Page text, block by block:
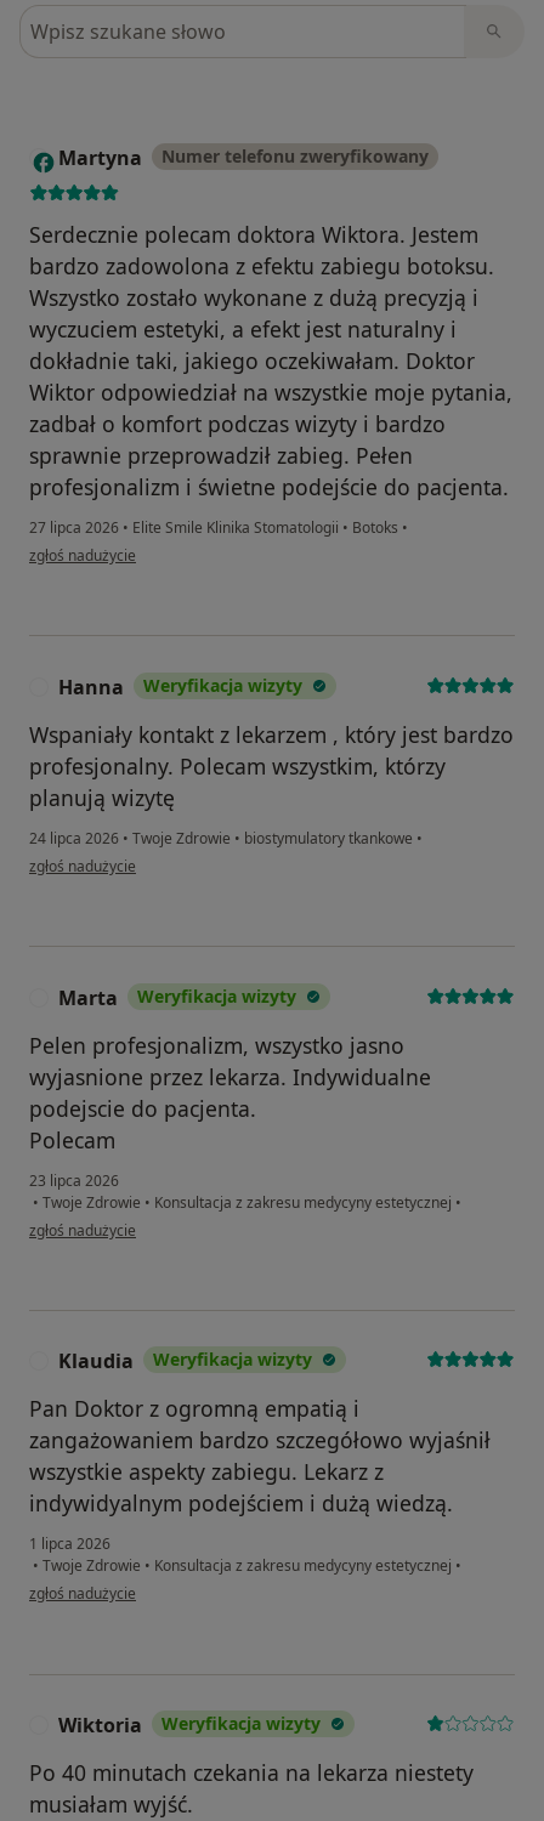
Szukaj w opiniach
M Martyna Numer telefonu zweryfikowany
Serdecznie polecam doktora Wiktora. Jestem
bardzo zadowolona z efektu zabiegu botoksu.
Wszystko zostało wykonane z dużą precyzją i
wyczuciem estetyki, a efekt jest naturalny i
dokładnie taki, jakiego oczekiwałam. Doktor
Wiktor odpowiedział na wszystkie moje pytania,
zadbał o komfort podczas wizyty i bardzo
sprawnie przeprowadził zabieg. Pełen
profesjonalizm i świetne podejście do pacjenta.
27 lipca 2026 • Elite Smile Klinika Stomatologii • Botoks •
w opinii użytkownika Martyna
zgłoś nadużycie
Hanna Weryfikacja wizyty
Wspaniały kontakt z lekarzem , który jest bardzo
profesjonalny. Polecam wszystkim, którzy
planują wizytę
24 lipca 2026 • Twoje Zdrowie • biostymulatory tkankowe •
w opinii użytkownika Hanna
zgłoś nadużycie
Marta Weryfikacja wizyty
Pelen profesjonalizm, wszystko jasno
wyjasnione przez lekarza. Indywidualne
podejscie do pacjenta.
Polecam
23 lipca 2026
• Twoje Zdrowie • Konsultacja z zakresu medycyny estetycznej •
w opinii użytkownika Marta
zgłoś nadużycie
Klaudia Weryfikacja wizyty
Pan Doktor z ogromną empatią i
zangażowaniem bardzo szczegółowo wyjaśnił
wszystkie aspekty zabiegu. Lekarz z
indywidyalnym podejściem i dużą wiedzą.
1 lipca 2026
• Twoje Zdrowie • Konsultacja z zakresu medycyny estetycznej •
w opinii użytkownika Klaudia
zgłoś nadużycie
Wiktoria Weryfikacja wizyty
Po 40 minutach czekania na lekarza niestety
musiałam wyjść.